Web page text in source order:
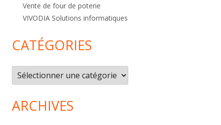
Vente de four de poterie
VIVODIA Solutions informatiques
CATÉGORIES
Catégories
ARCHIVES